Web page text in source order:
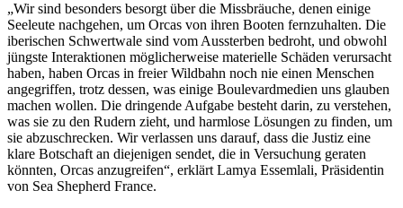
„Wir sind besonders besorgt über die Missbräuche, denen einige
Seeleute nachgehen, um Orcas von ihren Booten fernzuhalten. Die
iberischen Schwertwale sind vom Aussterben bedroht, und obwohl
jüngste Interaktionen möglicherweise materielle Schäden verursacht
haben, haben Orcas in freier Wildbahn noch nie einen Menschen
angegriffen, trotz dessen, was einige Boulevardmedien uns glauben
machen wollen. Die dringende Aufgabe besteht darin, zu verstehen,
was sie zu den Rudern zieht, und harmlose Lösungen zu finden, um
sie abzuschrecken. Wir verlassen uns darauf, dass die Justiz eine
klare Botschaft an diejenigen sendet, die in Versuchung geraten
könnten, Orcas anzugreifen“, erklärt Lamya Essemlali, Präsidentin
von Sea Shepherd France.